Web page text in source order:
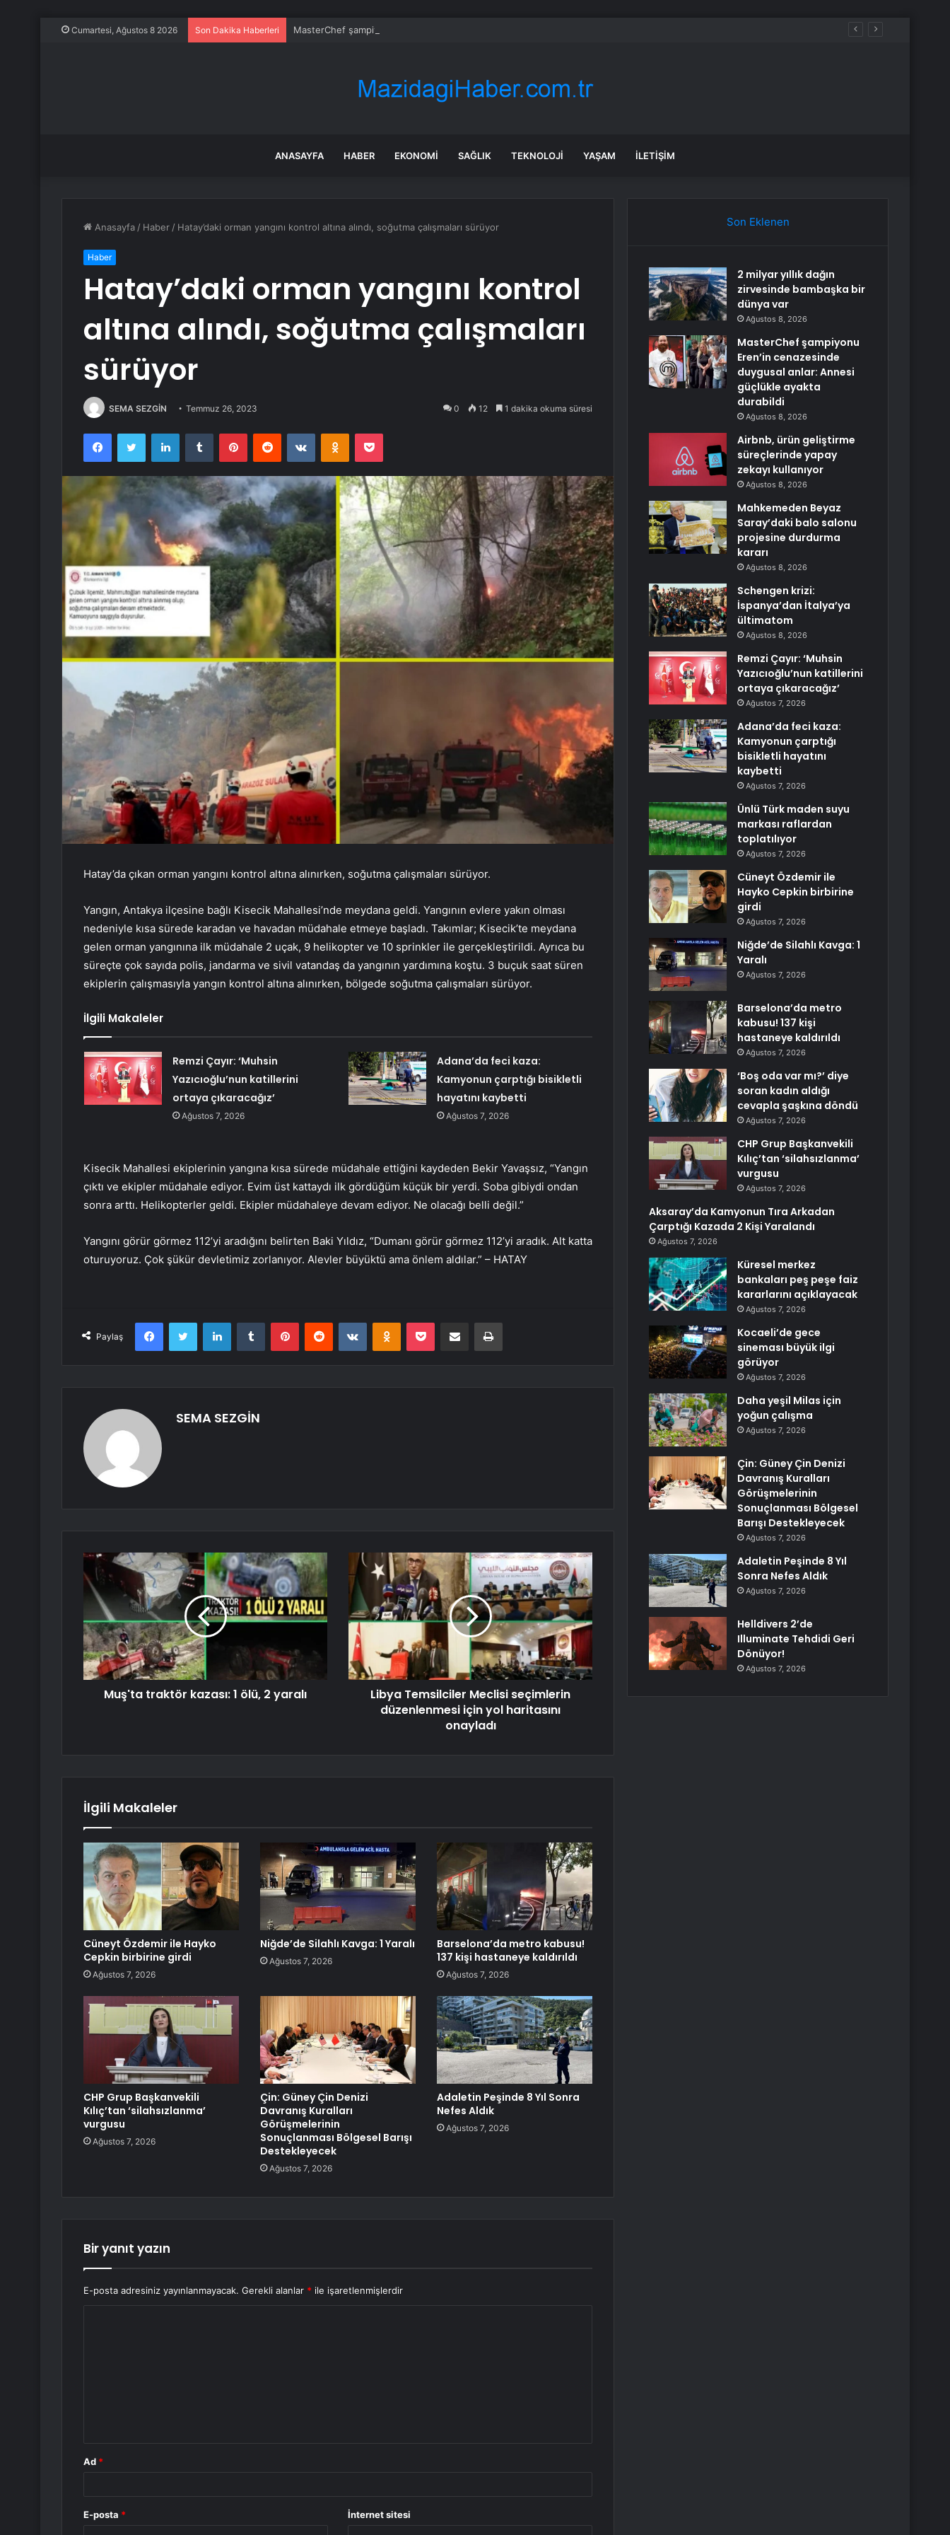
Cumartesi, Ağustos 8 2026 Son Dakika Haberleri MasterChef şampiyonu Eren’in cenazesinde duygusal anlar: Annesi güçlükle ayakta durabildi
ANASAYFA HABER EKONOMI SAĞLIK TEKNOLOJI YAŞAM İLETIŞIM
Anasayfa / Haber / Hatay’daki orman yangını kontrol altına alındı, soğutma çalışmaları sürüyor
Haber
Hatay’daki orman yangını kontrol
altına alındı, soğutma çalışmaları
sürüyor
SEMA SEZGİN Temmuz 26, 2023 0 12 1 dakika okuma süresi
FacebookTwitter LinkedInTumblr PinterestReddit VKontakteOdnoklassniki
Pocket
Hatay’da çıkan orman yangını kontrol altına alınırken, soğutma çalışmaları sürüyor.
Yangın, Antakya ilçesine bağlı Kisecik Mahallesi’nde meydana geldi. Yangının evlere yakın olması
nedeniyle kısa sürede karadan ve havadan müdahale etmeye başladı. Takımlar; Kisecik’te meydana
gelen orman yangınına ilk müdahale 2 uçak, 9 helikopter ve 10 sprinkler ile gerçekleştirildi. Ayrıca bu
süreçte çok sayıda polis, jandarma ve sivil vatandaş da yangının yardımına koştu. 3 buçuk saat süren
ekiplerin çalışmasıyla yangın kontrol altına alınırken, bölgede soğutma çalışmaları sürüyor.
İlgili Makaleler
Remzi Çayır: ‘Muhsin
Yazıcıoğlu’nun katillerini
ortaya çıkaracağız’
Ağustos 7, 2026
Adana’da feci kaza:
Kamyonun çarptığı bisikletli
hayatını kaybetti
Ağustos 7, 2026
Kisecik Mahallesi ekiplerinin yangına kısa sürede müdahale ettiğini kaydeden Bekir Yavaşsız, “Yangın
çıktı ve ekipler müdahale ediyor. Evim üst kattaydı ilk gördüğüm küçük bir yerdi. Soba gibiydi ondan
sonra arttı. Helikopterler geldi. Ekipler müdahaleye devam ediyor. Ne olacağı belli değil.”
Yangını görür görmez 112’yi aradığını belirten Baki Yıldız, “Dumanı görür görmez 112’yi aradık. Alt katta
oturuyoruz. Çok şükür devletimiz zorlanıyor. Alevler büyüktü ama önlem aldılar.” – HATAY
Paylaş
FacebookTwitter LinkedInTumblr PinterestReddit VKontakteOdnoklassniki
Pocket E-Posta ile paylaş Yazdır
SEMA SEZGİN
Muş'ta traktör kazası: 1 ölü, 2 yaralı
Libya Temsilciler Meclisi seçimlerin
düzenlenmesi için yol haritasını
onayladı
İlgili Makaleler
Cüneyt Özdemir ile Hayko
Cepkin birbirine girdi
Ağustos 7, 2026
Niğde’de Silahlı Kavga: 1 Yaralı
Ağustos 7, 2026
Barselona’da metro kabusu!
137 kişi hastaneye kaldırıldı
Ağustos 7, 2026
CHP Grup Başkanvekili
Kılıç’tan ‘silahsızlanma’
vurgusu
Ağustos 7, 2026
Çin: Güney Çin Denizi
Davranış Kuralları
Görüşmelerinin
Sonuçlanması Bölgesel Barışı
Destekleyecek
Ağustos 7, 2026
Adaletin Peşinde 8 Yıl Sonra
Nefes Aldık
Ağustos 7, 2026
Bir yanıt yazın
E-posta adresiniz yayınlanmayacak. Gerekli alanlar * ile işaretlenmişlerdir
Ad *
E-posta * İnternet sitesi
Son Eklenen
2 milyar yıllık dağın
zirvesinde bambaşka bir
dünya var
Ağustos 8, 2026
MasterChef şampiyonu
Eren’in cenazesinde
duygusal anlar: Annesi
güçlükle ayakta
durabildi
Ağustos 8, 2026
Airbnb, ürün geliştirme
süreçlerinde yapay
zekayı kullanıyor
Ağustos 8, 2026
Mahkemeden Beyaz
Saray’daki balo salonu
projesine durdurma
kararı
Ağustos 8, 2026
Schengen krizi:
İspanya’dan İtalya’ya
ültimatom
Ağustos 8, 2026
Remzi Çayır: ‘Muhsin
Yazıcıoğlu’nun katillerini
ortaya çıkaracağız’
Ağustos 7, 2026
Adana’da feci kaza:
Kamyonun çarptığı
bisikletli hayatını
kaybetti
Ağustos 7, 2026
Ünlü Türk maden suyu
markası raflardan
toplatılıyor
Ağustos 7, 2026
Cüneyt Özdemir ile
Hayko Cepkin birbirine
girdi
Ağustos 7, 2026
Niğde’de Silahlı Kavga: 1
Yaralı
Ağustos 7, 2026
Barselona’da metro
kabusu! 137 kişi
hastaneye kaldırıldı
Ağustos 7, 2026
‘Boş oda var mı?’ diye
soran kadın aldığı
cevapla şaşkına döndü
Ağustos 7, 2026
CHP Grup Başkanvekili
Kılıç’tan ‘silahsızlanma’
vurgusu
Ağustos 7, 2026
Aksaray’da Kamyonun Tıra Arkadan
Çarptığı Kazada 2 Kişi Yaralandı
Ağustos 7, 2026
Küresel merkez
bankaları peş peşe faiz
kararlarını açıklayacak
Ağustos 7, 2026
Kocaeli’de gece
sineması büyük ilgi
görüyor
Ağustos 7, 2026
Daha yeşil Milas için
yoğun çalışma
Ağustos 7, 2026
Çin: Güney Çin Denizi
Davranış Kuralları
Görüşmelerinin
Sonuçlanması Bölgesel
Barışı Destekleyecek
Ağustos 7, 2026
Adaletin Peşinde 8 Yıl
Sonra Nefes Aldık
Ağustos 7, 2026
Helldivers 2’de
Illuminate Tehdidi Geri
Dönüyor!
Ağustos 7, 2026